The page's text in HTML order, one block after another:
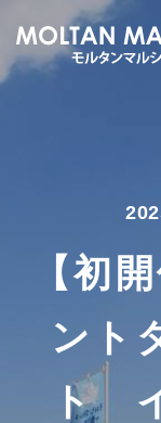
【初
ント
ト